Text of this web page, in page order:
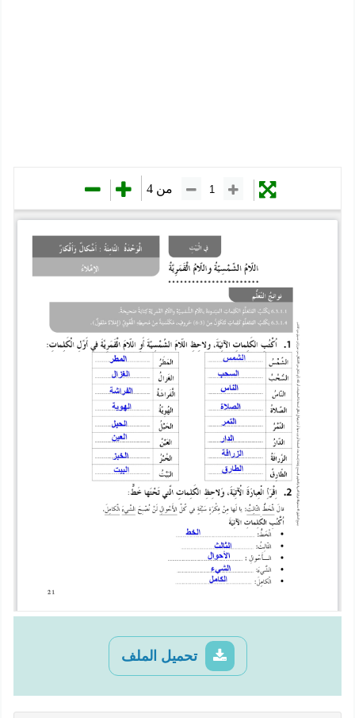
تحميل الملف